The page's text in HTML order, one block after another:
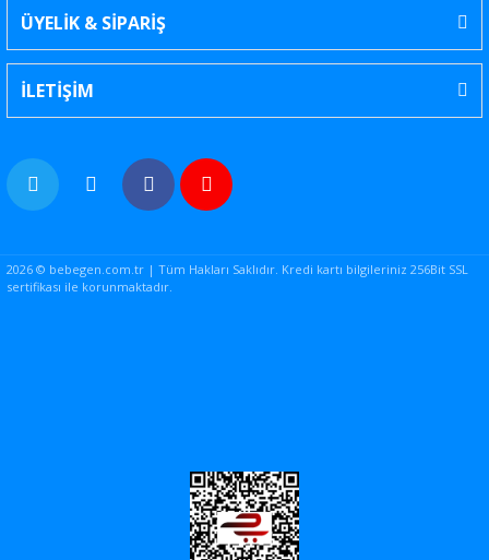
ÜYELİK & SİPARİŞ
İLETİŞİM
2026 © bebegen.com.tr | Tüm Hakları Saklıdır. Kredi kartı bilgileriniz 256Bit SSL
sertifikası ile korunmaktadır.